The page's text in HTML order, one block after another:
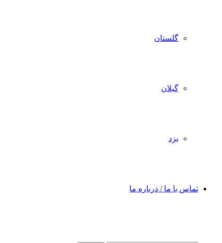
گلستان
گیلان
یزد
تماس با ما / درباره ما